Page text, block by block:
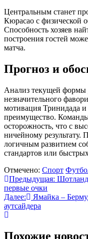
Центральным станет
Кюрасао с физической
Способность хозяев
построения гостей
матча.
Прогноз и
Анализ текущей формы
незначительного
мотивация Тринидада
преимущество.
осторожность, что с
ничейному результату.
логичным развитием
стандартов или
Отмечено: Спорт
Навигация
по
записям
Предыдущая:
первые очки
Далее:
Ямайка –
аутсайдера
Похожие